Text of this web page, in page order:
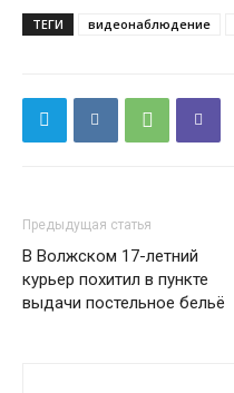
ТЕГИ видеонаблюдение
Предыдущая статья
В Волжском 17-летний
курьер похитил в пункте
выдачи постельное бельё